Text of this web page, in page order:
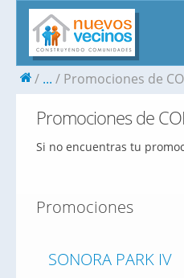
... Promociones de
Promociones de
Si no encuentras tu
Promociones
SONORA PARK IV